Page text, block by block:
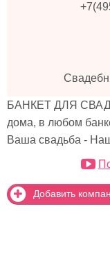
БАНКЕТ ДЛЯ
дома, в любом
Ваша свадьба -
Добавить